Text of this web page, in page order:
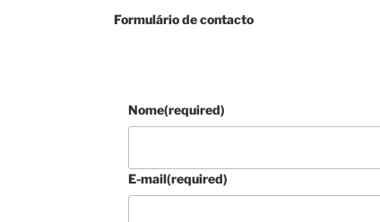
Formulário de contacto
Nome(required)
E-mail(required)